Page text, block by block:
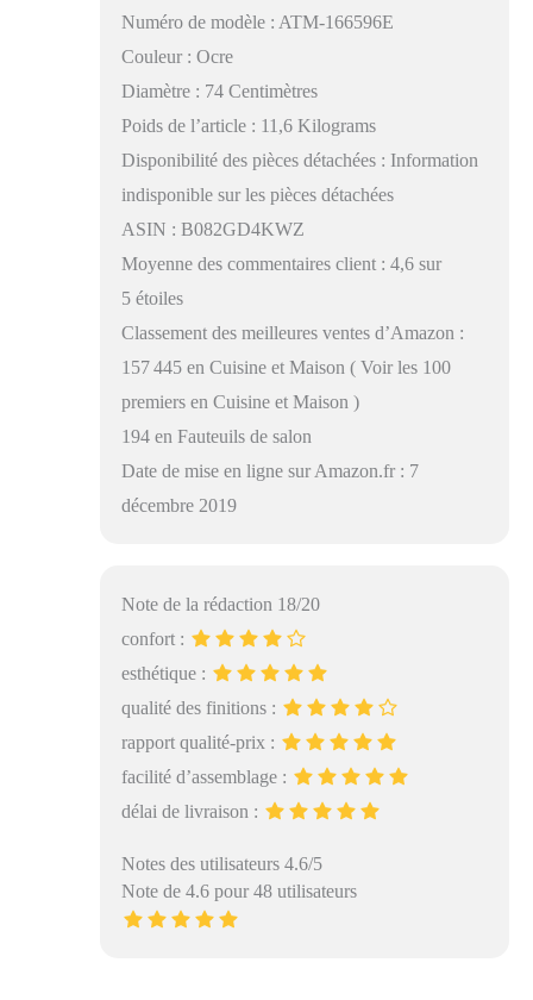
Numéro de modèle : ATM-166596E
Couleur : Ocre
Diamètre : 74 Centimètres
Poids de l’article : 11,6 Kilograms
Disponibilité des pièces détachées : Information
indisponible sur les pièces détachées
ASIN : B082GD4KWZ
Moyenne des commentaires client : 4,6 sur
5 étoiles
Classement des meilleures ventes d’Amazon :
157 445 en Cuisine et Maison ( Voir les 100
premiers en Cuisine et Maison )
194 en Fauteuils de salon
Date de mise en ligne sur Amazon.fr : 7
décembre 2019
Note de la rédaction 18/20
confort :
esthétique :
qualité des finitions :
rapport qualité-prix :
facilité d’assemblage :
délai de livraison :
Notes des utilisateurs 4.6/5
Note de 4.6 pour 48 utilisateurs